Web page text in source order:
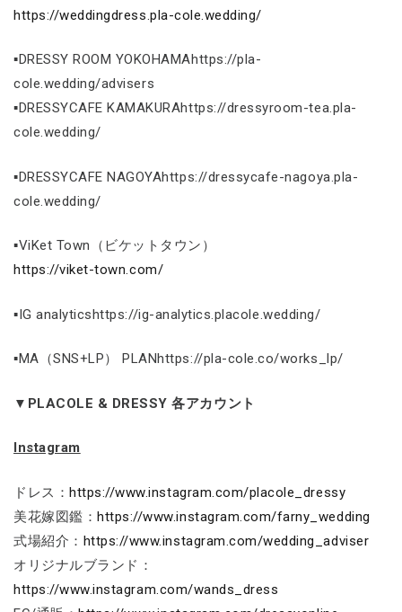
https://weddingdress.pla-cole.wedding/
▪DRESSY ROOM YOKOHAMAhttps://pla-
cole.wedding/advisers
▪DRESSYCAFE KAMAKURAhttps://dressyroom-tea.pla-
cole.wedding/
▪DRESSYCAFE NAGOYAhttps://dressycafe-nagoya.pla-
cole.wedding/
▪ViKet Town（ビケットタウン）
https://viket-town.com/
▪IG analyticshttps://ig-analytics.placole.wedding/
▪MA（SNS+LP） PLANhttps://pla-cole.co/works_lp/
▼PLACOLE & DRESSY 各アカウント
Instagram
ドレス：https://www.instagram.com/placole_dressy
美花嫁図鑑：https://www.instagram.com/farny_wedding
式場紹介： https://www.instagram.com/wedding_adviser
オリジナルブランド：
https://www.instagram.com/wands_dress